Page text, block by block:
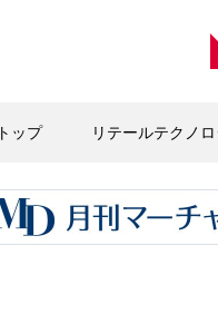
トップ リテールテクノ